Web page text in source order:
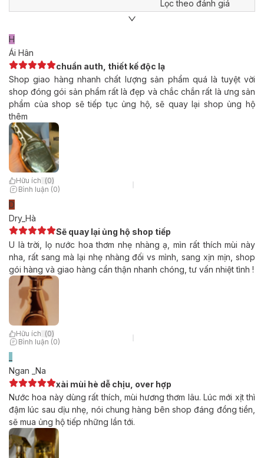
Lọc theo đánh giá
H
Ái Hân
chuẩn auth, thiết kế độc lạ
Shop giao hàng nhanh chất lượng sản phẩm quá là tuyệt vời
shop đóng gói sản phẩm rất là đẹp và chắc chắn rất là ưng sản
phẩm của shop sẽ tiếp tục ủng hộ, sẽ quay lại shop ủng hộ
thêm
Hữu ích (0)
Bình luận (0)
D
Dry_Hà
Sẽ quay lại ủng hộ shop tiếp
U là trời, lọ nước hoa thơm nhẹ nhàng ạ, mìn rất thích mùi này
nha, rất sang mà lại nhẹ nhàng đối vs mình, sang xịn mịn, shop
gói hàng và giao hàng cẩn thận nhanh chóng, tư vấn nhiệt tình !
Hữu ích (0)
Bình luận (0)
Ngan _Na
xài mùi hè dễ chịu, over hợp
Nước hoa này dùng rất thích, mùi hương thơm lâu. Lúc mới xịt thì
đậm lúc sau dịu nhẹ, nói chung hàng bên shop đáng đồng tiền,
sẽ mua ủng hộ tiếp những lần tới.